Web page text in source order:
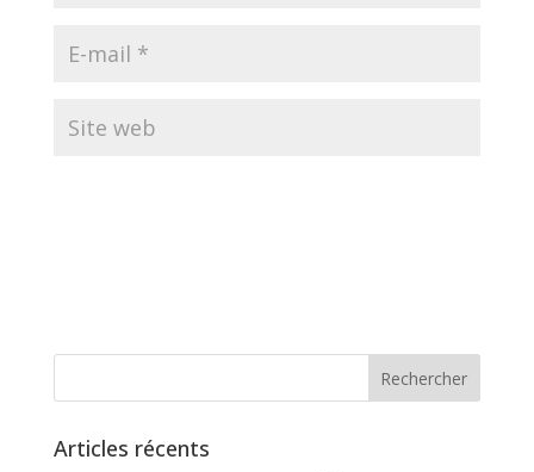
Articles récents